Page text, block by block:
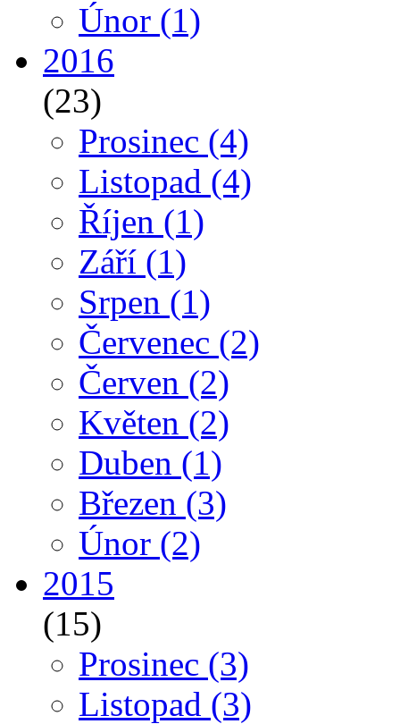
Únor (1)
2016
(23)
Prosinec (4)
Listopad (4)
Říjen (1)
Září (1)
Srpen (1)
Červenec (2)
Červen (2)
Květen (2)
Duben (1)
Březen (3)
Únor (2)
2015
(15)
Prosinec (3)
Listopad (3)